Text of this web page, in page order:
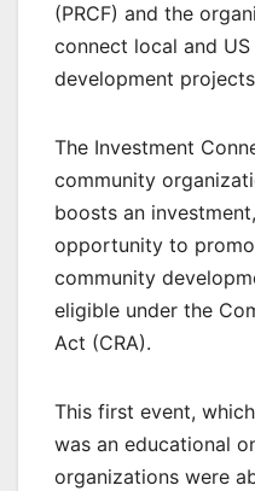
(PRCF) and the
connect local and
development
The Investment
community
boosts an
opportunity to
community
eligible under the
Act (CRA).
This first event,
was an educational
organizations were